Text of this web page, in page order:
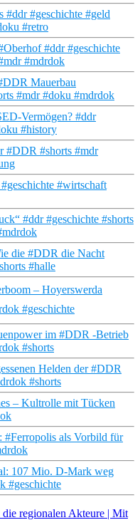
#geschichte #geld
#retro
#ddr #geschichte
#mdrdok
Mauerbau
#mdr #doku #mdrdok
Vermögen? #ddr
#history
#DDR #shorts #mdr
#wirtschaft
#ddr #geschichte #shorts
die #DDR die Nacht
#halle
– Hoyerswerda
#geschichte
im #DDR -Betrieb
#shorts
Helden der #DDR
#shorts
– Kultrolle mit Tücken
#Ferropolis als Vorbild für
107 Mio. D-Mark weg
#geschichte
die regionalen Akteure | Mit